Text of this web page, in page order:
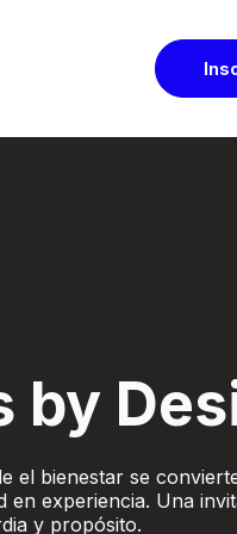
by
el bienestar se
en experiencia. Una
y propósito.